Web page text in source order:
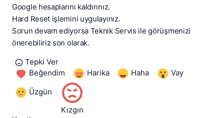
Google hesaplarını kaldırınız.
Hard Reset işlemini uygulayınız.
Sorun devam ediyorsa Teknik Servis ile görüşmenizi
önerebiliriz son olarak.
Tepki Ver
Beğendim
Harika Haha Vay
Üzgün
Kızgın